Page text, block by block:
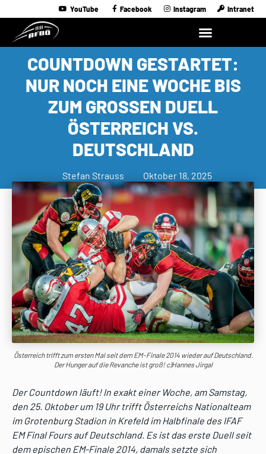
YouTube Facebook Instagram Intranet
COUNTDOWN GESTARTET:
NUR NOCH EINE WOCHE BIS
ZUM GROSSEN DUELL Ö
STERREICH VS. D
EUTSCHLAND
Stefan Strauss Oktober 18, 2025
Österreich trifft zum ersten Mal seit dem EM-Finale 2014 wieder auf Deutschland.
Der Hunger auf die Revanche ist groß! c)Hannes Jirgal
Der Countdown läuft! In exakt einer Woche, am Samstag,
den 25. Oktober um 19 Uhr trifft Österreichs Nationalteam
im Grotenburg Stadion in Krefeld im Halbfinale des IFAF
EM Final Fours auf Deutschland. Es ist das erste Duell seit
dem epischen EM-Finale 2014, damals setzte sich